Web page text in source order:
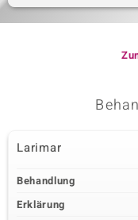
Larimar
Behandlung
Erklärung